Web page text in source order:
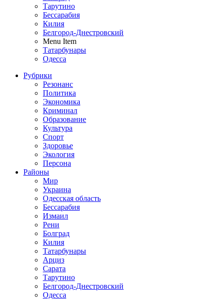
Тарутино
Бессарабия
Килия
Белгород-Днестровский
Menu Item
Татарбунары
Одесса
Рубрики
Резонанс
Политика
Экономика
Криминал
Образование
Культура
Спорт
Здоровье
Экология
Персона
Районы
Мир
Украина
Одесская область
Бессарабия
Измаил
Рени
Болград
Килия
Татарбунары
Арциз
Сарата
Тарутино
Белгород-Днестровский
Одесса